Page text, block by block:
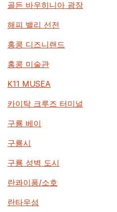
골든 바우히니아 광장
해피 밸리 선전
홍콩 디즈니랜드
홍콩 미술관
K11 MUSEA
카이탁 크루즈 터미널
구룡 베이
구룡시
구룡 성벽 도시
란콰이퐁/소호
란타우섬